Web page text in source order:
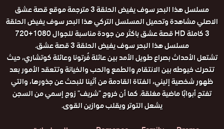
مسلسل هذا البحر سوف يفيض الحلقة 3 مترجمة موقع قصة عشق
الاصلي مشاهدة وتحميل المسلسل التركي هذا البحر سوف يفيض الحلقة
3 كاملة HD قصة عشق باكثر من جودة مناسبة للجوال 1080+720
مسلسل هذا البحر سوف يفيض الحلقة 3 قصة عشق.
تشتعل الأحداث بصراع طويل الأمد بين عائلة فُرتونا وعائلة كوتشاري، حيث
تتحرك خيوطه بين الانتقام والطمع والحب والخيانة وتتعقد الأمور بعد
ظهور شخصية إليني، الفتاة القادمة من أثينا للبحث عن جذورها، والتي
تفتح أبوابًا ماضية مغلقة. كما أن خروج "شريف" زوج إسمي من السجن
يشعل التوتر ويقلب موازين القوى.